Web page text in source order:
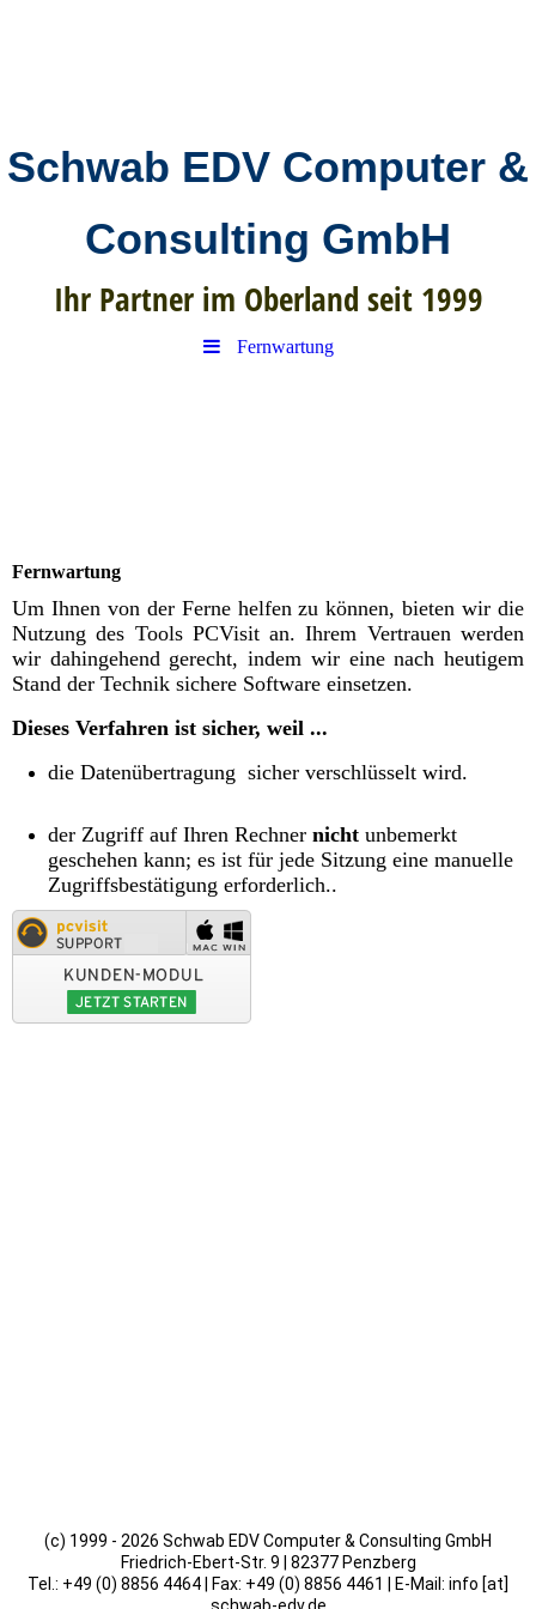
Schwab EDV Computer &
Consulting GmbH
Ihr Partner im Oberland seit 1999
Fernwartung
Fernwartung
Um Ihnen von der Ferne helfen zu können, bieten wir die
Nutzung des Tools PCVisitan. Ihrem Vertrauen werden
wir dahingehend gerecht, indem wir eine nach heutigem
Stand der Technik sichere Software einsetzen.
Dieses Verfahren ist sicher, weil ...
die Datenübertragung sicher verschlüsselt wird.
der Zugriff auf Ihren Rechner nicht unbemerkt
geschehen kann; es ist für jede Sitzung eine manuelle
Zugriffsbestätigung erforderlich..
(c) 1999 - 2026 Schwab EDV Computer & Consulting GmbH
Friedrich-Ebert-Str. 9 | 82377 Penzberg
Tel.: +49 (0) 8856 4464 | Fax: +49 (0) 8856 4461 | E-Mail: info [at]